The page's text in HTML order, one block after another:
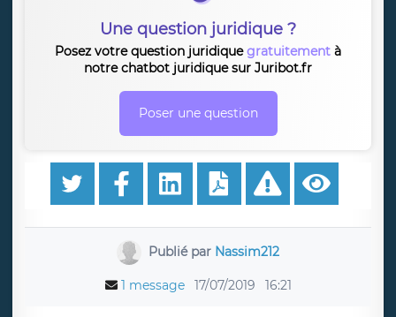
Une question juridique ?
Posez votre question juridiquegratuitement à
notre chatbot juridique sur Juribot.fr
Poser une question
Publié par Nassim212
1 message 17/07/2019 16:21